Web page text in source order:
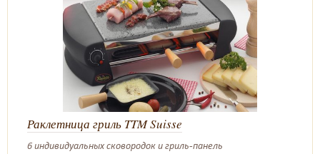
Раклетница гриль TTM Suisse
6 индивидуальных сковородок и гриль-панель